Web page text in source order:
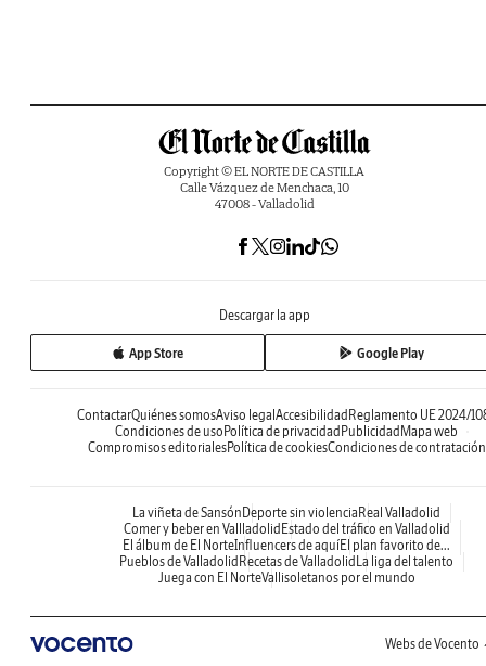
Copyright © EL NORTE DE CASTILLA
Calle Vázquez de Menchaca, 10
47008 - Valladolid
Descargar la app
App Store Google Play
ContactarQuiénes somosAviso legal Accesibilidad Reglamento UE 2024/
Condiciones de uso Política de privacidad Publicidad Mapa web
Compromisos editorialesPolítica de cookiesCondiciones de contratación
La viñeta de Sansón Deporte sin violencia Real Valladolid
Comer y beber en Vallladolid Estado del tráfico en Valladolid
El álbum de El NorteInfluencers de aquíEl plan favorito de...
Pueblos de Valladolid Recetas de Valladolid La liga del talento
Juega con El NorteVallisoletanos por el mundo
Webs de Vocento